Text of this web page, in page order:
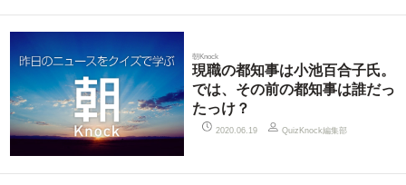
朝Knock
現職の都知事は小池百合子氏。
では、その前の都知事は誰だっ
たっけ？
2020.06.19 QuizKnock編集部